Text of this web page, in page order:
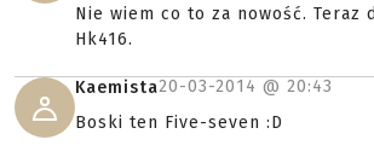
Nie wiem co to za nowość. Teraz
Hk416.
Kaemista20-03-2014 @ 20:43
Boski ten Five-seven :D